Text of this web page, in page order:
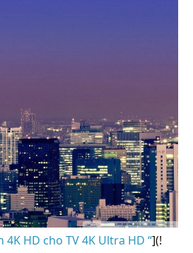
HD cho TV 4K Ultra HD “](!